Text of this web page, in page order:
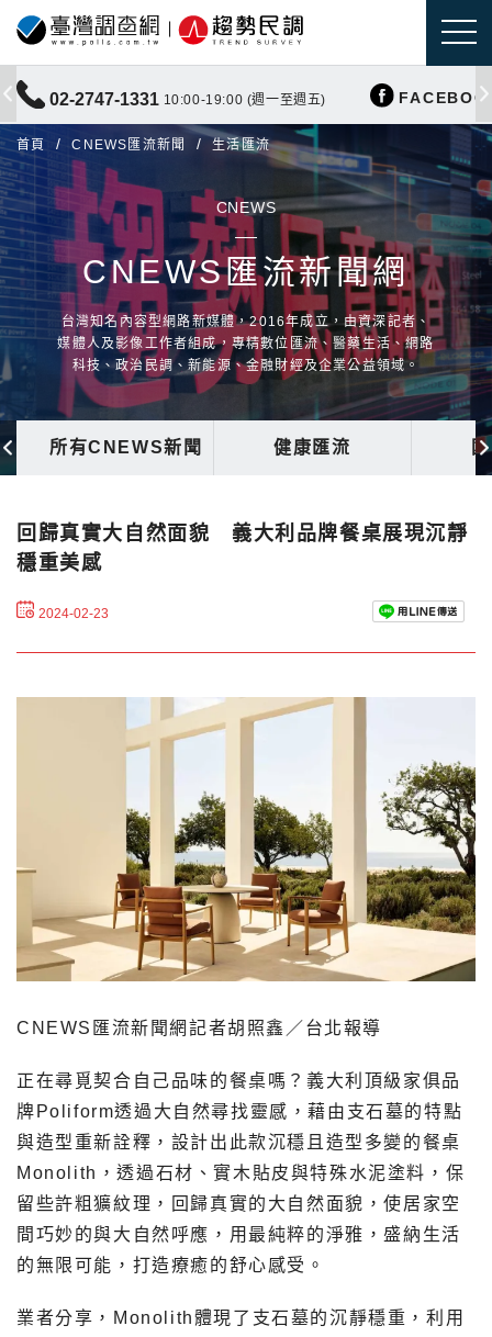
02-2747-1331 10:00-19:00 (週一至週五)
首頁 CNEWS匯流新聞 生活匯流
CNEWS
CNEWS匯流新聞網
台灣知名內容型網路新媒體，2016年成立，由資深記者、
媒體人及影像工作者組成，專精數位匯流、醫藥生活、網路
科技、政治民調、新能源、金融財經及企業公益領域。
所有CNEWS新聞 健康匯流
回歸真實大自然面貌 義大利品牌餐桌展現沉靜
穩重美感
2024-02-23
CNEWS匯流新聞網記者胡照鑫／台北報導
正在尋覓契合自己品味的餐桌嗎？義大利頂級家俱品
牌Poliform透過大自然尋找靈感，藉由支石墓的特點
與造型重新詮釋，設計出此款沉穩且造型多變的餐桌
Monolith，透過石材、實木貼皮與特殊水泥塗料，保
留些許粗獷紋理，回歸真實的大自然面貌，使居家空
間巧妙的與大自然呼應，用最純粹的淨雅，盛納生活
的無限可能，打造療癒的舒心感受。
業者分享，Monolith體現了支石墓的沉靜穩重，利用